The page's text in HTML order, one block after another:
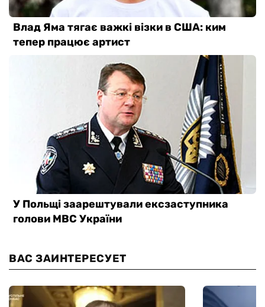
ВАС ЗАИНТЕРЕСУЕТ